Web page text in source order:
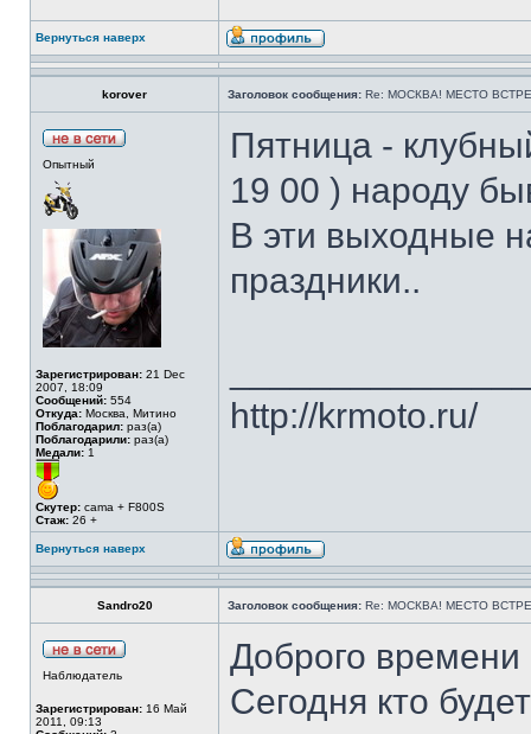
Вернуться наверх
korover Заголовок сообщения: Re: МОСКВА! МЕСТО
Опытный
Зарегистрирован: 21 Dec
2007, 18:09
Сообщений: 554
Откуда: Москва, Митино
Поблагодарил: раз(а)
Поблагодарили: раз(а)
Медали: 1
Скутер: cama + F800S
Стаж: 26 +
Пятница -
19 00 ) народу
В эти выходные
праздники..
http://krmoto.ru/
Вернуться наверх
Sandro20 Заголовок сообщения: Re: МОСКВА! МЕСТО
Наблюдатель
Зарегистрирован: 16 Май
2011, 09:13
Доброго
Сегодня кто